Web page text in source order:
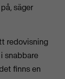
säger
redovisning
snabbare
finns en